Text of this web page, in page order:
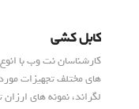
کابل کشی
کارشناسان نت وب با
های مختلف تجهیزات
لگراند، نمونه های ارزان